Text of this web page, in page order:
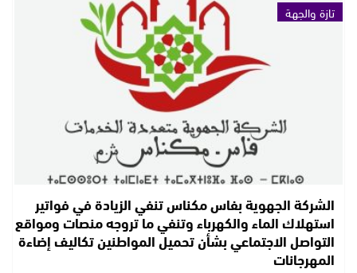
تازة والجهة
الشركة الجهوية بفاس مكناس تنفي الزيادة في فواتير
استهلاك الماء والكهرباء وتنفي ما تروجه منصات ومواقع
التواصل الاجتماعي بشأن تحميل المواطنين تكاليف إضاءة
المهرجانات